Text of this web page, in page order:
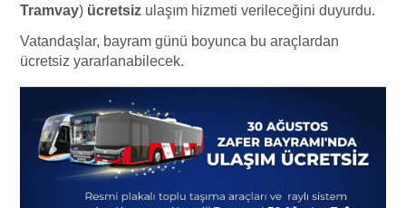
Tramvay) ücretsiz ulaşım hizmeti verileceğini duyurdu.
Vatandaşlar, bayram günü boyunca bu araçlardan
ücretsiz yararlanabilecek.